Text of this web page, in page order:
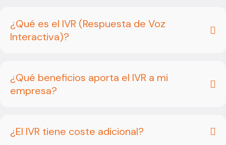
¿Qué es el IVR (Respuesta de Voz
Interactiva)?
¿Qué beneficios aporta el IVR a mi
empresa?
¿El IVR tiene coste adicional?